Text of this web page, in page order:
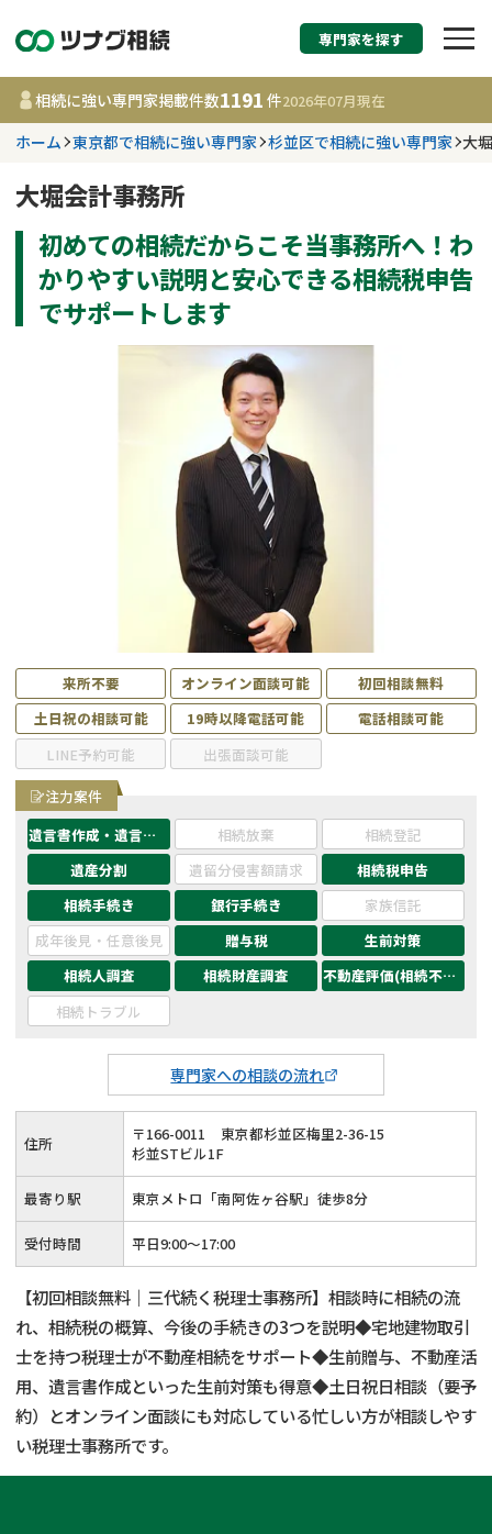
相続税申告・相続手
す
事務所 1191
件
更新日 : 2026年07月21日
遺言書作成・遺言執行
相続登記
遺留分侵害額請求
相続手続き
家族信託
贈与税
相続人調査
産)
費用相場
コラム
相続手続き
遺言
遺産分割
不動産の相続
相続登記
専門家を探す
相続に強い専門家掲載件数1191 件2026年07月現在
ホーム 東京都で相続に強い専門家 杉並区で相続に強い専門家 大
大堀会計事務所
初めての相続だからこそ当事務所へ！わ
かりやすい説明と安心できる相続税申告
でサポートします
来所不要 オンライン面談可能
初回相談無料
土日祝の相談可能
19時以降電話可能
電話相談可能
LINE予約可能
出張面談可能
専門家への相談の流れ
注力案件
遺言書作成・遺言執行
相続放棄
相続登記
遺産分割
遺留分侵害額請求
相続税申告
相続手続き
銀行手続き
家族信託
成年後見・任意後見
贈与税
生前対策
相続人調査
相続財産調査
不動産評価(相続不動産)
相続トラブル
住所 〒166-0011
東京都杉並区梅里2-36-15
杉並STビル1F
最寄り駅 東京メトロ「南阿佐ヶ谷駅」徒歩8分
受付時間 平日9:00～17:00
【初回相談無料｜三代続く税理士事務所】相談時に相続の流
れ、相続税の概算、今後の手続きの3つを説明◆宅地建物取引
士を持つ税理士が不動産相続をサポート◆生前贈与、不動産活
用、遺言書作成といった生前対策も得意◆土日祝日相談（要予
約）とオンライン面談にも対応している忙しい方が相談しやす
い税理士事務所です。